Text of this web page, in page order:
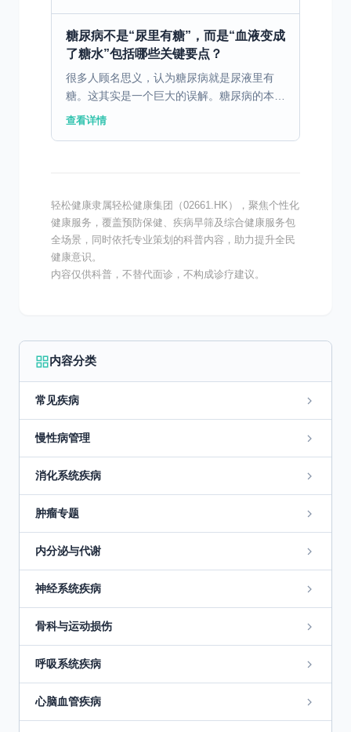
糖尿病不是“尿里有糖”，而是“血液变成
了糖水”包括哪些关键要点？
很多人顾名思义，认为糖尿病就是尿液里有
糖。这其实是一个巨大的误解。糖尿病的本
质，是一场发生在血液里的危机。 您可以想
查看详情
轻松健康隶属轻松健康集团（02661.HK），聚焦个性化
健康服务，覆盖预防保健、疾病早筛及综合健康服务包
全场景，同时依托专业策划的科普内容，助力提升全民
健康意识。
内容仅供科普，不替代面诊，不构成诊疗建议。
内容分类
常见疾病
慢性病管理
消化系统疾病
肿瘤专题
内分泌与代谢
神经系统疾病
骨科与运动损伤
呼吸系统疾病
心脑血管疾病